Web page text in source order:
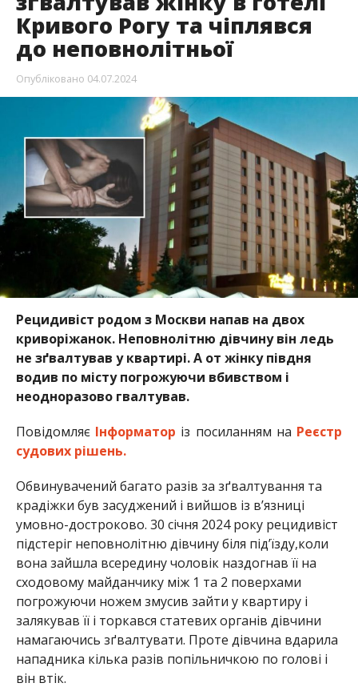
Кривого Рогу та чіплявся
до неповнолітньої
Опубліковано 04.07.2024
Рецидивіст родом з Москви напав на двох
криворіжанок. Неповнолітню дівчину він ледь
не зґвалтував у квартирі. А от жінку півдня
водив по місту погрожуючи вбивством і
неодноразово гвалтував.
Повідомляє Інформатор із посиланням на Реєстр
судових рішень.
Обвинувачений багато разів за зґвалтування та
крадіжки був засуджений і вийшов із в’язниці
умовно-достроково. 30 січня 2024 року рецидивіст
підстеріг неповнолітню дівчину біля під’їзду,коли
вона зайшла всередину чоловік наздогнав її на
сходовому майданчику між 1 та 2 поверхами
погрожуючи ножем змусив зайти у квартиру і
залякував її і торкався статевих органів дівчини
намагаючись зґвалтувати. Проте дівчина вдарила
нападника кілька разів попільничкою по голові і
він втік.